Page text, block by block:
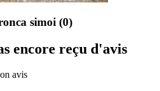
simoi (0)
encore reçu d'avis
avis